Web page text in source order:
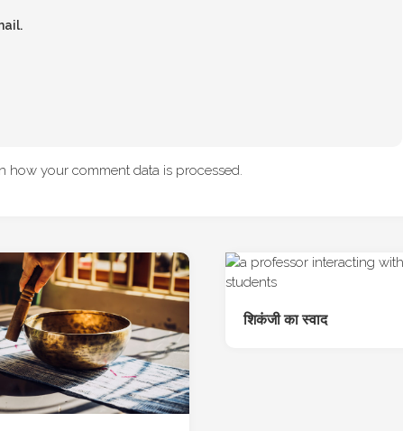
how your comment data is processed.
शिकंजी का स्वाद